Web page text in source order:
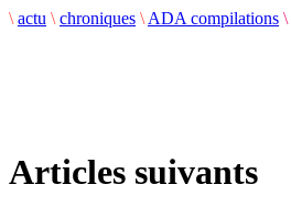
\ actu \ chroniques \ ADA compilations \
Articles suivants